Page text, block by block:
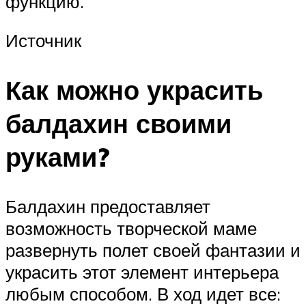
Источник
Как можно украсить
балдахин своими
руками?
Балдахин предоставляет
возможность творческой маме
развернуть полет своей фантазии и
украсить этот элемент интерьера
любым способом. В ход идет все: